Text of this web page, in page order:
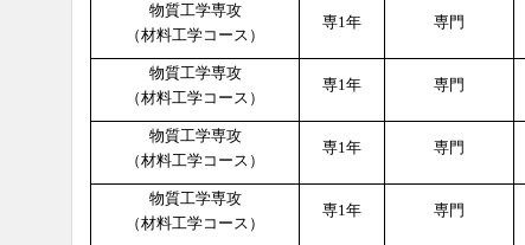
物質工学専攻
（材料工学コース）
専1年 専門
物質工学専攻
（材料工学コース）
専1年 専門
物質工学専攻
（材料工学コース）
専1年 専門
物質工学専攻
（材料工学コース）
専1年 専門